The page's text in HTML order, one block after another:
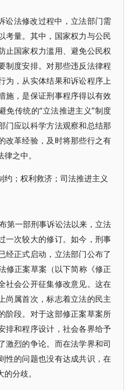
讼法修改过程中，立法部门需
考量。其中，国家权力与公民
止国家权力滥用、避免公民权
制度安排。对那些违反法律程
为，从实体结果和诉讼程序上
施，是保证刑事程序得以有效
免传统的“立法推进主义”制度
门应以科学方法观察和总结那
改革经验，及时将那些行之有
之中。
约；权利救济；司法推进主义
第一部刑事诉讼法以来，立法
一次较大的修订。如今，刑事
经正式启动，立法部门公布了
修正案草案（以下简称《修正
社会公开征集修改意见。这在
尚属首次，标志着立法的民主
阶段。对于这部修正案草案所
排和程序设计，社会各界给予
激烈的争论。而在法学界和司
性的问题也没有达成共识，在
分歧。